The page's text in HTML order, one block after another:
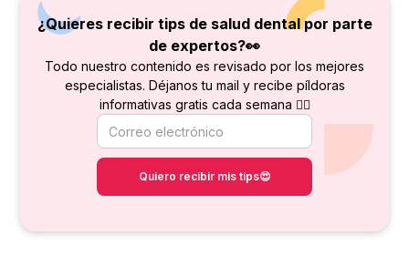
¿Quieres recibir tips de salud dental por parte
de expertos?👀
Todo nuestro contenido es revisado por los mejores
especialistas. Déjanos tu mail y recibe píldoras
informativas gratis cada semana 👇🏻